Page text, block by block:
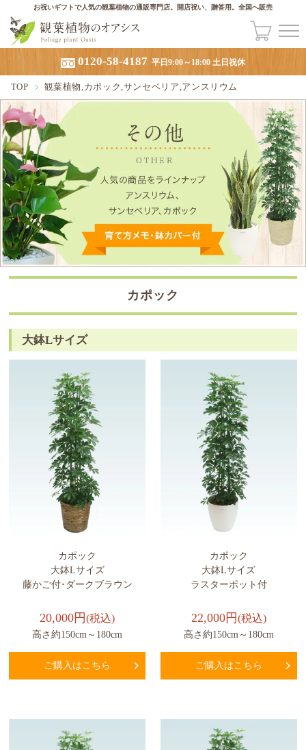
お祝いギフトで人気の観葉植物の通販専門店。開店祝い、贈答用。全国へ販売
0120-58-4187 平日9:00～18:00 土日祝休
TOP 観葉植物,カポック,サンセベリア,アンスリウム
カポック
大鉢Lサイズ
カポック
大鉢Lサイズ
藤かご付･ダークブラウン
20,000円(税込)
高さ約150cm～180cm
ご購入はこちら
カポック
大鉢Lサイズ
ラスターポット付
22,000円(税込)
高さ約150cm～180cm
ご購入はこちら